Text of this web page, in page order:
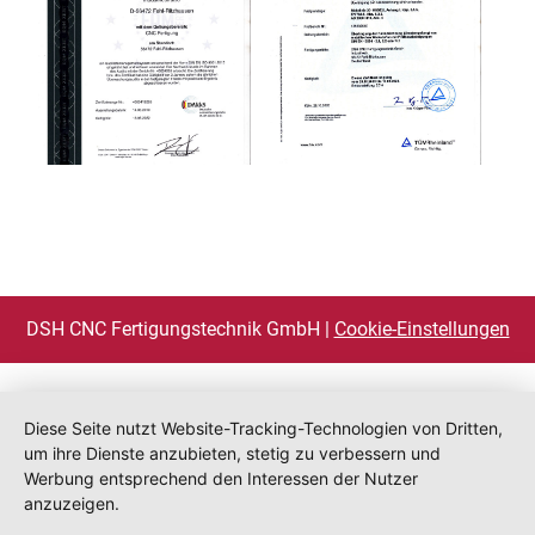
DSH CNC Fertigungstechnik GmbH | Cookie-Einstellungen
Diese Seite nutzt Website-Tracking-Technologien von Dritten,
um ihre Dienste anzubieten, stetig zu verbessern und
Werbung entsprechend den Interessen der Nutzer
anzuzeigen.